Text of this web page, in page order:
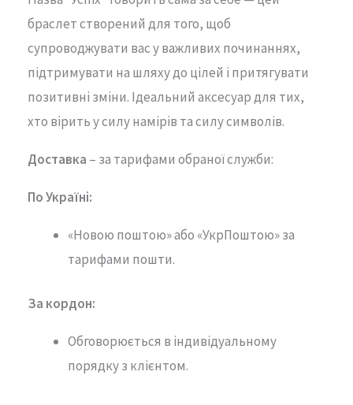
браслет створений для того, щоб
супроводжувати вас у важливих починаннях,
підтримувати на шляху до цілей і притягувати
позитивні зміни. Ідеальний аксесуар для тих,
хто вірить у силу намірів та силу символів.
Доставка – за тарифами обраної служби:
По Україні:
«Новою поштою» або «УкрПоштою» за
тарифами пошти.
За кордон:
Обговорюється в індивідуальному
порядку з клієнтом.